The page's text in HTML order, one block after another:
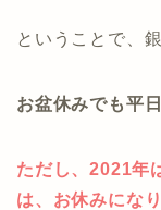
ということで、
お盆休みでも平
ただし、2021年
は、お休みにな